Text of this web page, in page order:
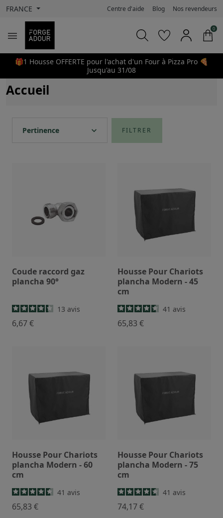
FRANCE Centre d'aide Blog Nos revendeurs

0
🎁1 Housse OFFERTE pour l'achat d'un Four à Pizza Pro 🍕
Jusqu'au 31/08
Accueil
Pertinence expand_more FILTRER
Coude raccord gaz
plancha 90°
13 avis
6,67 €
Housse Pour Chariots
plancha Modern - 45
cm
41 avis
65,83 €
Housse Pour Chariots
plancha Modern - 60
cm
41 avis
65,83 €
Housse Pour Chariots
plancha Modern - 75
cm
41 avis
74,17 €